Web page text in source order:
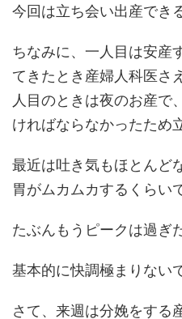
今回は立ち会い出産でき
ちなみに、一人目は安産
てきたとき産婦人科医さ
人目のときは夜のお産で
ければならなかったため
最近は吐き気もほとんど
胃がムカムカするくらい
たぶんもうピークは過ぎ
基本的に快調極まりない
さて、来週は分娩をする